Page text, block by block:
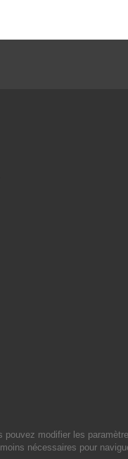
modifier les
nécessaires pour